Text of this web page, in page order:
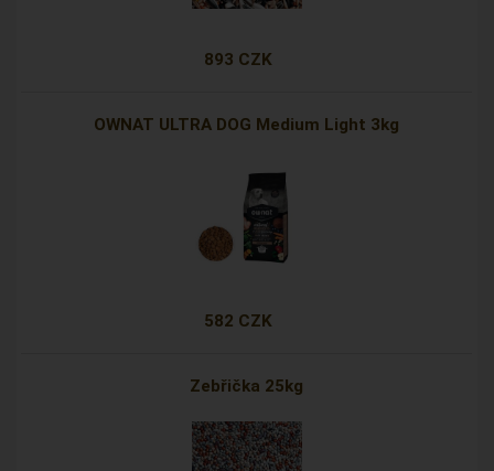
893 CZK
OWNAT ULTRA DOG Medium Light 3kg
582 CZK
Zebřička 25kg